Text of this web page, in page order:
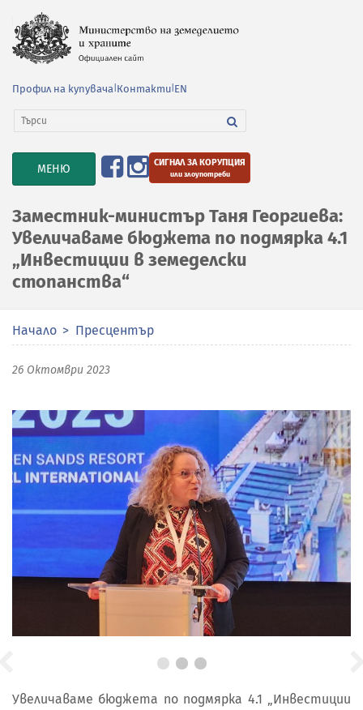
Профил на купувача Контакти EN
TOGGLE
NAVIGATION
МЕНЮ СИГНАЛ ЗА КОРУПЦИЯ
или злоупотреби
Заместник-министър Таня Георгиева:
Увеличаваме бюджета по подмярка 4.1
„Инвестиции в земеделски
стопанства“
Начало Пресцентър
26 Октомври 2023
Увеличаваме бюджета по подмярка 4.1 „Инвестиции